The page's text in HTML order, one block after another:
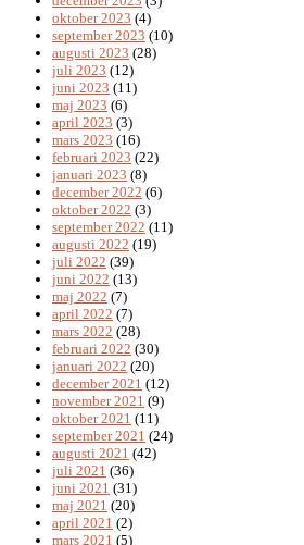
oktober 2023 (4)
september 2023 (10)
augusti 2023 (28)
juli 2023 (12)
juni 2023 (11)
maj 2023 (6)
april 2023 (3)
mars 2023 (16)
februari 2023 (22)
januari 2023 (8)
december 2022 (6)
oktober 2022 (3)
september 2022 (11)
augusti 2022 (19)
juli 2022 (39)
juni 2022 (13)
maj 2022 (7)
april 2022 (7)
mars 2022 (28)
februari 2022 (30)
januari 2022 (20)
december 2021 (12)
november 2021 (9)
oktober 2021 (11)
september 2021 (24)
augusti 2021 (42)
juli 2021 (36)
juni 2021 (31)
maj 2021 (20)
april 2021 (2)
mars 2021 (5)